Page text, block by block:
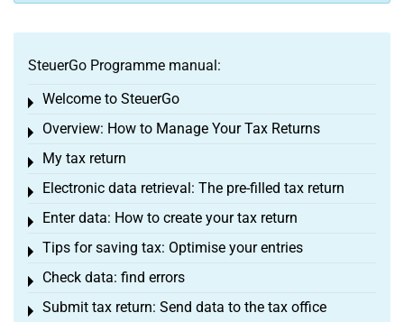
SteuerGo Programme manual:
Welcome to SteuerGo
Toggle menu
Overview: How to Manage Your Tax Returns
Toggle menu
My tax return
Toggle menu
Electronic data retrieval: The pre-filled tax return
Toggle menu
Enter data: How to create your tax return
Toggle menu
Tips for saving tax: Optimise your entries
Toggle menu
Check data: find errors
Toggle menu
Submit tax return: Send data to the tax office
Toggle menu